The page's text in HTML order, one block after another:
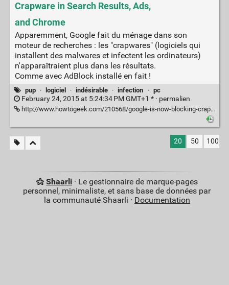
Crapware in Search Results, Ads,
and Chrome
Apparemment, Google fait du ménage dans son
moteur de recherches : les "crapwares" (logiciels qui
installent des malwares et infectent les ordinateurs)
n'apparaîtraient plus dans les résultats.
Comme avec AdBlock installé en fait !
pup · logiciel · indésirable · infection · pc
February 24, 2015 at 5:24:34 PM GMT+1 * · permalien
http://www.howtogeek.com/210568/google-is-now-blocking-crapware-in-search-results-ads-and-chrome/
20 50 100
Shaarli· Le gestionnaire de marque-pages
personnel, minimaliste, et sans base de données par
la communauté Shaarli · Documentation